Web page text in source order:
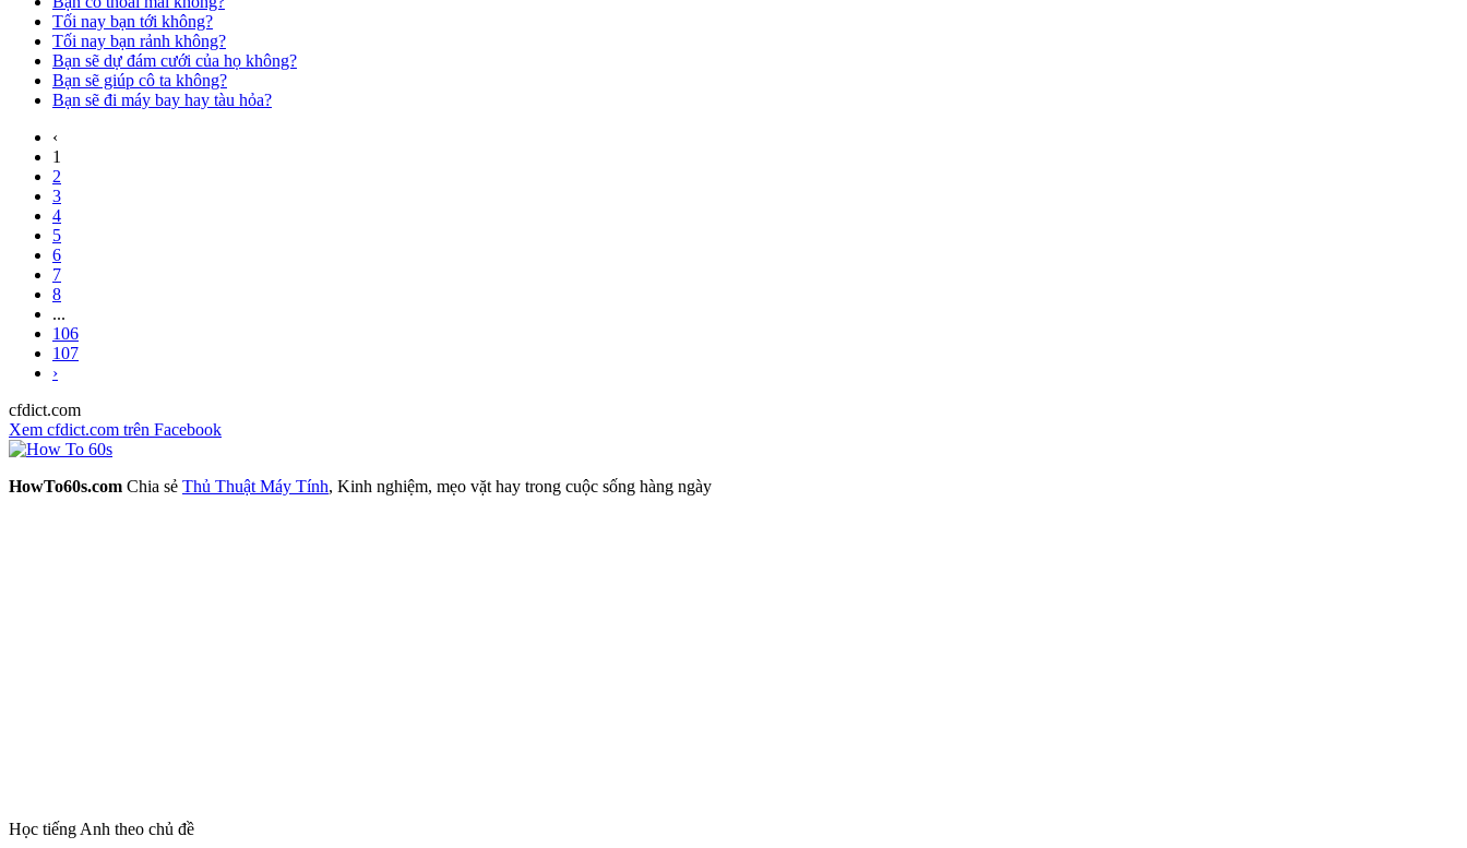
Tối nay bạn tới không?
Tối nay bạn rảnh không?
Bạn sẽ dự đám cưới của họ không?
Bạn sẽ giúp cô ta không?
Bạn sẽ đi máy bay hay tàu hỏa?
‹
1
2
3
4
5
6
7
8
...
106
107
›
cfdict.com
Xem cfdict.com trên Facebook
HowTo60s.com Chia sẻ Thủ Thuật Máy Tính, Kinh nghiệm, mẹo vặt hay trong cuộc sống hàng ngày
Học tiếng Anh theo chủ đề